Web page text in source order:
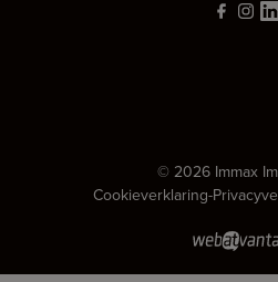
© 2026 Immax
Cookieverklaring-